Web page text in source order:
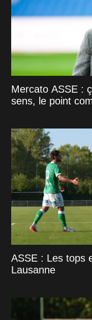
Mercato ASSE :
sens, le point
ASSE : Les tops
Lausanne